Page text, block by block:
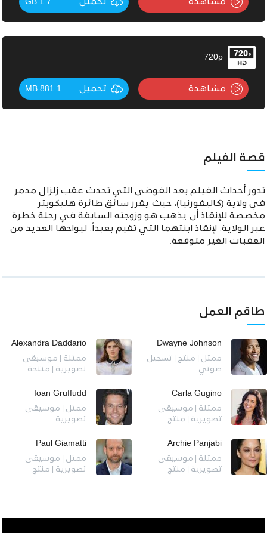
مشاهدة تحميل 1.7 GB
720p
مشاهدة تحميل 881.1 MB
قصة الفيلم
تدور أحداث الفيلم بعد الفوضى التي تحدث عقب زلزال مدمر
في ولاية (كاليفورنيا)، حيث يقرر سائق طائرة هليكوبتر
مخصصة للإنقاذ أن يذهب هو وزوجته السابقة في رحلة خطرة
عبر الولاية، لإنقاذ ابنتهما التي تقيم بعيداً، ليواجها العديد من
العقبات الغير متوقعة.
طاقم العمل
Dwayne Johnson
ممثل | منتج | تسجيل
صوتي
Alexandra Daddario
ممثلة | موسيقى
تصويرية | منتجة
Carla Gugino
ممثلة | موسيقى
تصويرية | منتج
Ioan Gruffudd
ممثل | موسيقى
تصويرية
Archie Panjabi
ممثلة | موسيقى
تصويرية | منتج
Paul Giamatti
ممثل | موسيقى
تصويرية | منتج